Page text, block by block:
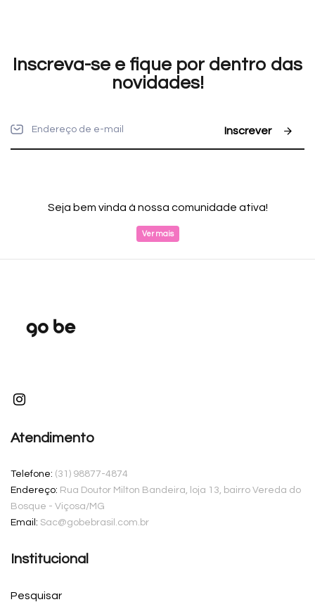
Inscreva-se e fique por dentro das
novidades!
Inscrever
Seja bem vinda à nossa comunidade ativa!
Ver mais
Atendimento
Telefone: (31) 98877-4874
Endereço: Rua Doutor Milton Bandeira, loja 13, bairro Vereda do
Bosque - Viçosa/MG
Email: Sac@gobebrasil.com.br
Institucional
Pesquisar